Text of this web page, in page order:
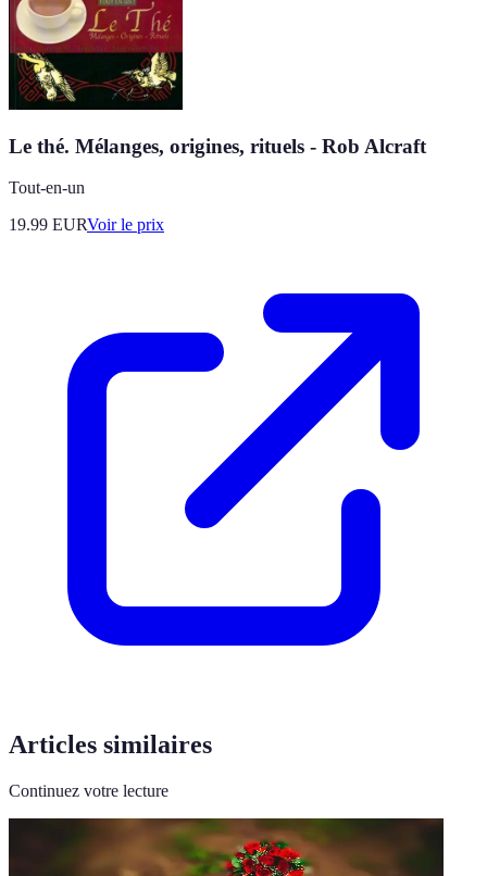
Le thé. Mélanges, origines, rituels - Rob Alcraft
Tout-en-un
19.99 EURVoir le prix
Articles similaires
Continuez votre lecture